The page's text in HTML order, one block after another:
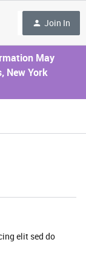
Join In
May
New York
elit sed do